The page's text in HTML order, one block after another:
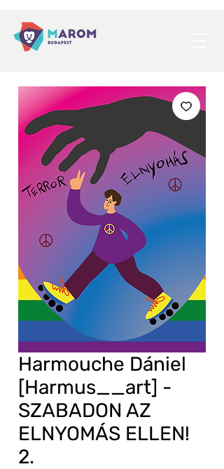
Harmouche Dániel
[Harmus__art] -
SZABADON AZ
ELNYOMÁS ELLEN!
2.